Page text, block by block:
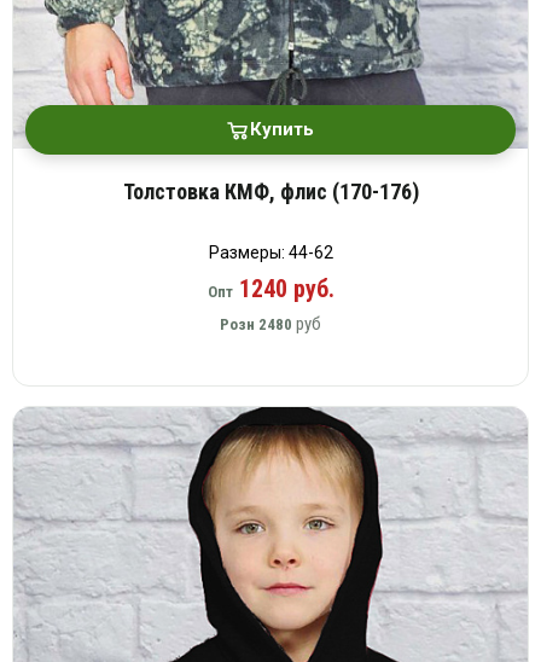
Купить
Толстовка КМФ, флис (170-176)
Размеры: 44-62
Опт1240 руб.
Розн 2480 руб